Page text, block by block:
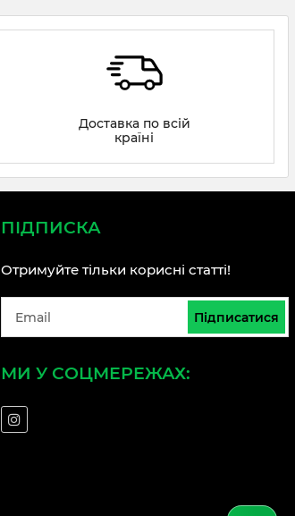
Доставка по всій
країні
ПІДПИСКА
Отримуйте тільки корисні статті!
Підписатися
МИ У СОЦМЕРЕЖАХ: